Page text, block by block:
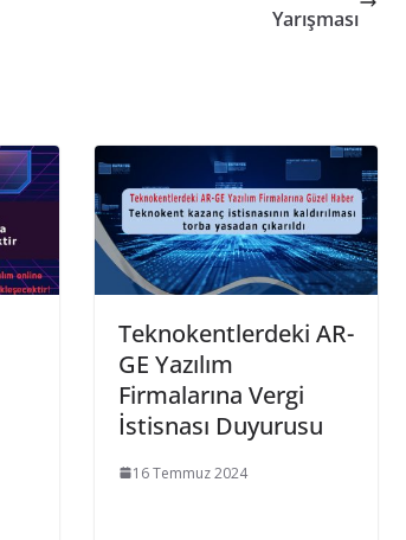
Yarışması
Teknokentlerdeki AR-
GE Yazılım
Firmalarına Vergi
İstisnası Duyurusu
16 Temmuz 2024